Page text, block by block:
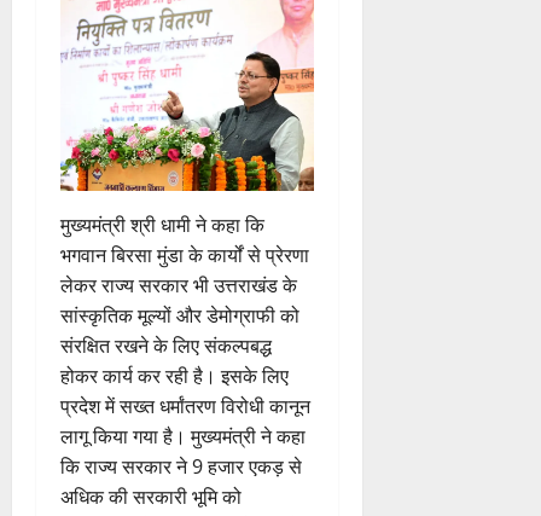
मुख्यमंत्री श्री धामी ने कहा कि
भगवान बिरसा मुंडा के कार्यों से प्रेरणा
लेकर राज्य सरकार भी उत्तराखंड के
सांस्कृतिक मूल्यों और डेमोग्राफी को
संरक्षित रखने के लिए संकल्पबद्ध
होकर कार्य कर रही है। इसके लिए
प्रदेश में सख्त धर्मांतरण विरोधी कानून
लागू किया गया है। मुख्यमंत्री ने कहा
कि राज्य सरकार ने 9 हजार एकड़ से
अधिक की सरकारी भूमि को